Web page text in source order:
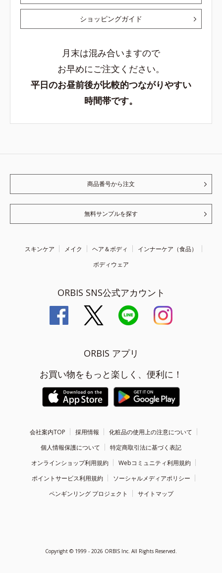
ショッピングガイド
月末は混み合いますので
お早めにご注文ください。
平日のお昼前後が比較的つながりやすい
時間帯です。
商品番号から注文
無料サンプルを探す
スキンケア メイク ヘア＆ボディ
インナーケア（食品）
ボディウェア
ORBIS SNS公式アカウント
ORBIS アプリ
お買い物をもっと楽しく、便利に！
会社案内TOP 採用情報
化粧品の使用上の注意について
個人情報保護について
特定商取引法に基づく表記
オンラインショップ利用規約
Webコミュニティ利用規約
ポイントサービス利用規約
ソーシャルメディアポリシー
ペンギンリング プロジェクト
サイトマップ
Copyright © 1999 - 2026 ORBIS Inc. All Rights Reserved.